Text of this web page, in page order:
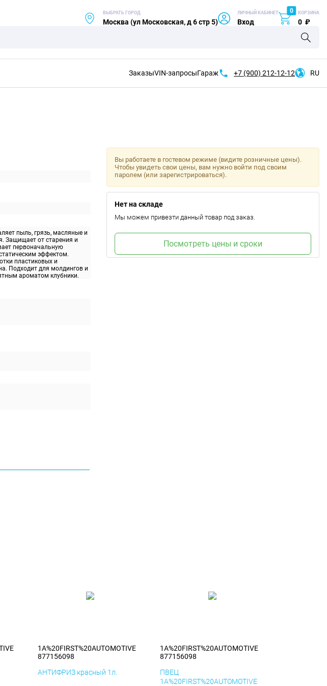
ВЫБРАТЬ ГОРОД
Москва (ул Московская, д 6 стр 5)
ЛИЧНЫЙ КАБИНЕТ
Вход
0 КОРЗИНА
0 ₽
ЗаказыVIN-запросыГараж +7 (900) 212-12-12 RU
пыль, грязь, масляные и
Защищает от старения и
первоначальную
эффектом.
пластиковых и
Подходит для молдингов и
ароматом клубники.
Вы работаете в гостевом режиме (видите розничные цены).
Чтобы увидеть свои цены, вам нужно войти под своим
паролем (или зарегистрироваться).
Нет на складе
Мы можем привезти данный товар под заказ.
Посмотреть цены и сроки
1A%20FIRST%20AUTOMOTIVE
877156098
АНТИФРИЗ красный 1л.
1A%20FIRST%20AUTOMOTIVE
877156098
ПВЕЦ
1A%20FIRST%20AUTOMOTIVE